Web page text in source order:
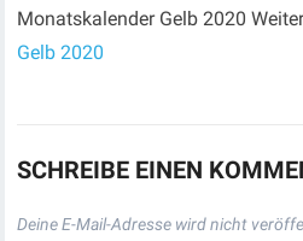
Monatskalender Gelb 2020
Gelb 2020
SCHREIBE EINEN
Deine E-Mail-Adresse wird nicht